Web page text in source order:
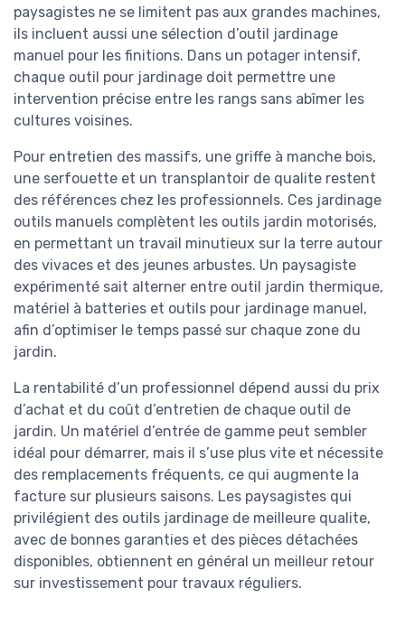
paysagistes ne se limitent pas aux grandes machines,
ils incluent aussi une sélection d’outil jardinage
manuel pour les finitions. Dans un potager intensif,
chaque outil pour jardinage doit permettre une
intervention précise entre les rangs sans abîmer les
cultures voisines.
Pour entretien des massifs, une griffe à manche bois,
une serfouette et un transplantoir de qualite restent
des références chez les professionnels. Ces jardinage
outils manuels complètent les outils jardin motorisés,
en permettant un travail minutieux sur la terre autour
des vivaces et des jeunes arbustes. Un paysagiste
expérimenté sait alterner entre outil jardin thermique,
matériel à batteries et outils pour jardinage manuel,
afin d’optimiser le temps passé sur chaque zone du
jardin.
La rentabilité d’un professionnel dépend aussi du prix
d’achat et du coût d’entretien de chaque outil de
jardin. Un matériel d’entrée de gamme peut sembler
idéal pour démarrer, mais il s’use plus vite et nécessite
des remplacements fréquents, ce qui augmente la
facture sur plusieurs saisons. Les paysagistes qui
privilégient des outils jardinage de meilleure qualite,
avec de bonnes garanties et des pièces détachées
disponibles, obtiennent en général un meilleur retour
sur investissement pour travaux réguliers.